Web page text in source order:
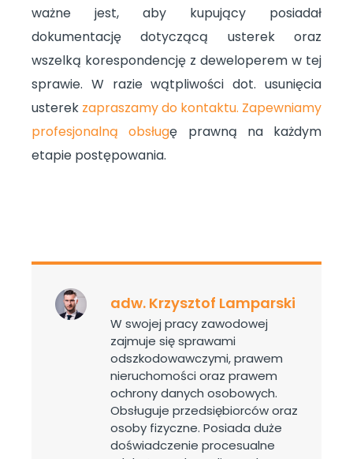
ważne jest, aby kupujący posiadał
dokumentację dotyczącą usterek oraz
wszelką korespondencję z deweloperem w tej
sprawie. W razie wątpliwości dot. usunięcia
usterek zapraszamy do kontaktu. Zapewniamy
profesjonalną obsługę prawną na każdym
etapie postępowania.
adw. Krzysztof Lamparski
W swojej pracy zawodowej
zajmuje się sprawami
odszkodowawczymi, prawem
nieruchomości oraz prawem
ochrony danych osobowych.
Obsługuje przedsiębiorców oraz
osoby fizyczne. Posiada duże
doświadczenie procesualne